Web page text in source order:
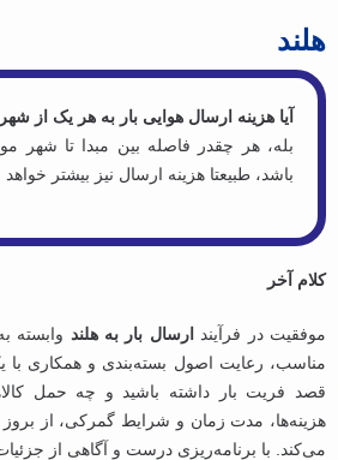
هلند
آیا هزینه ارسال هوایی بار به هر یک از
بله، هر چقدر فاصله بین مبدا تا شهر
باشد، طبیعتا هزینه ارسال نیز بیشتر خواهد
کلام آخر
موفقیت در فرآیند ارسال بار به هلند وابسته
مناسب، رعایت اصول بسته‌بندی و همکاری
قصد فریت بار داشته باشید و چه حمل
هزینه‌ها، مدت زمان و شرایط گمرکی، از
می‌کند. با برنامه‌ریزی درست و آگاهی از